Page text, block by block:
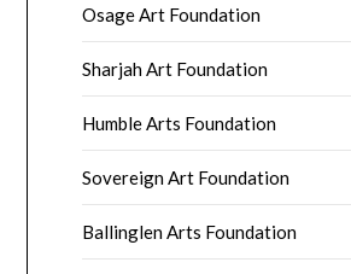
Osage Art Foundation
Sharjah Art Foundation
Humble Arts Foundation
Sovereign Art Foundation
Ballinglen Arts Foundation